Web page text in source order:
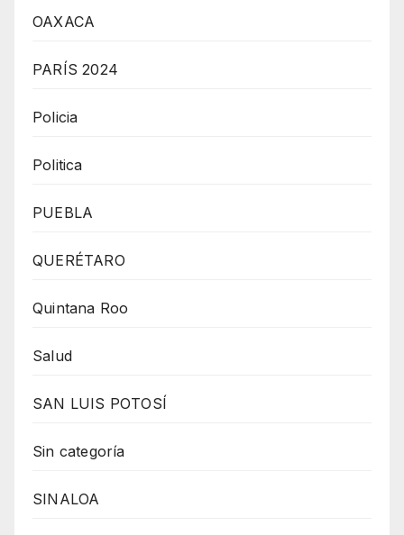
OAXACA
PARÍS 2024
Policia
Politica
PUEBLA
QUERÉTARO
Quintana Roo
Salud
SAN LUIS POTOSÍ
Sin categoría
SINALOA